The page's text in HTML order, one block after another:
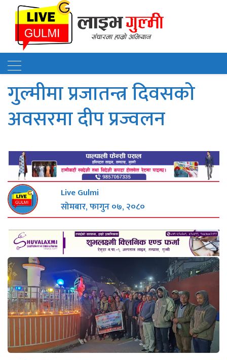
गुल्मीमा प्रजातन्त्र दिवसको
अवसरमा दीप प्रज्वलन
Live Gulmi
सोमबार, फागुन ०७, २०८०